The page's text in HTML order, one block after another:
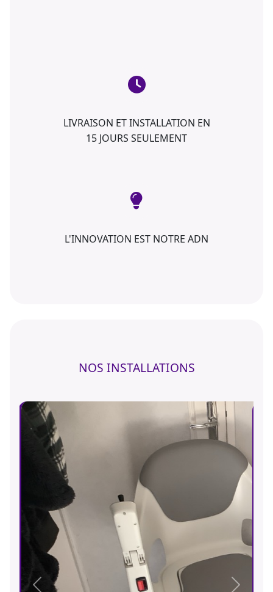
LIVRAISON ET INSTALLATION EN
15 JOURS SEULEMENT
L'INNOVATION EST NOTRE ADN
NOS INSTALLATIONS